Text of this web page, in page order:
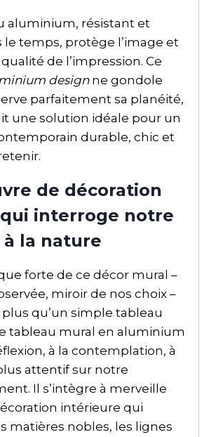
aluminium, résistant et
le temps, protège l’image et
de l’impression. Ce
designne gondole
parfaitement sa planéité,
une solution idéale pour un
durable, chic et
de décoration
interroge notre
la nature
forte de ce décor mural –
miroir de nos choix –
qu’un simple tableau
tableau mural en aluminium
à la contemplation, à
attentif sur notre
Il s’intègre à merveille
intérieure qui
matières nobles, les lignes